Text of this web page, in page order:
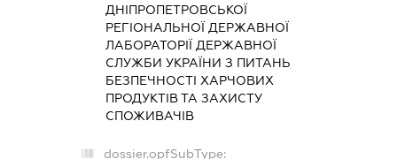
ДНІПРОПЕТРОВСЬКОЇ
РЕГІОНАЛЬНОЇ ДЕРЖАВНОЇ
ЛАБОРАТОРІЇ ДЕРЖАВНОЇ
СЛУЖБИ УКРАЇНИ З ПИТАНЬ
БЕЗПЕЧНОСТІ ХАРЧОВИХ
ПРОДУКТІВ ТА ЗАХИСТУ
СПОЖИВАЧІВ
dossier.opfSubType: